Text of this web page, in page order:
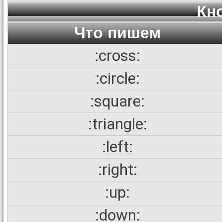
Что пишем
:cross:
:circle:
:square:
:triangle:
:left:
:right:
:up:
:down: